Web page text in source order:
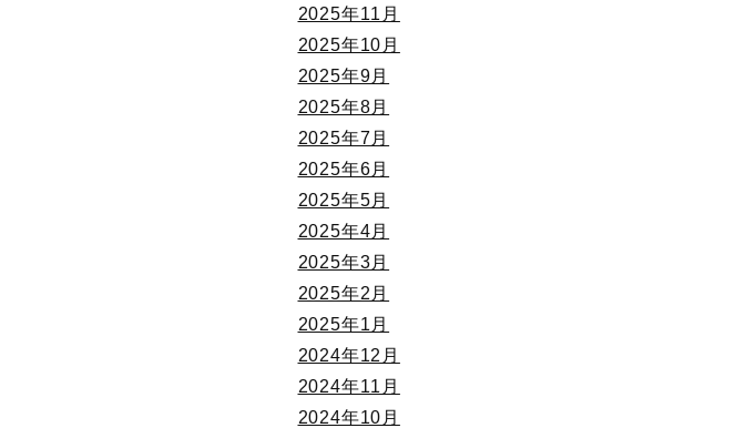
2025年11月
2025年10月
2025年9月
2025年8月
2025年7月
2025年6月
2025年5月
2025年4月
2025年3月
2025年2月
2025年1月
2024年12月
2024年11月
2024年10月